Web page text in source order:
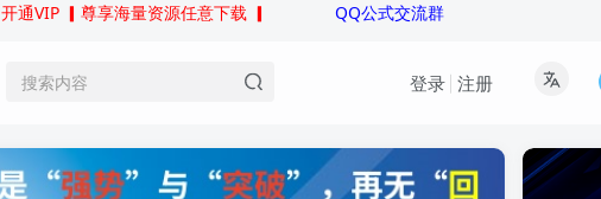
开通VIP ▎尊享海量资源任意下载 ▎ QQ公式交流群
登录 注册